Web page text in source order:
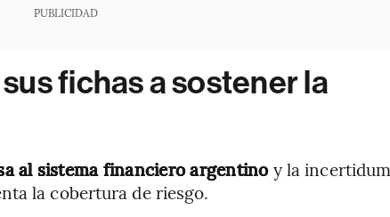
PUBLICIDAD
fichas a sostener la
al sistema financiero argentinoy la
la cobertura de riesgo.